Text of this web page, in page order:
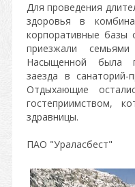
Для проведения
здоровья в
корпоративные базы
приезжали
Насыщенной была
заезда в санаторий-
Отдыхающие
гостеприимством,
здравницы.
ПАО "Ураласбест"